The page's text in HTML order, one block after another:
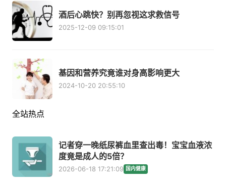
酒后心跳快？别再忽视这求救信号
2025-12-09 09:15:01
基因和营养究竟谁对身高影响更大
2024-10-20 20:55:10
全站热点
记者穿一晚纸尿裤血里查出毒！宝宝血液浓
度竟是成人的5倍？
2026-06-18 17:21:09 国内健康